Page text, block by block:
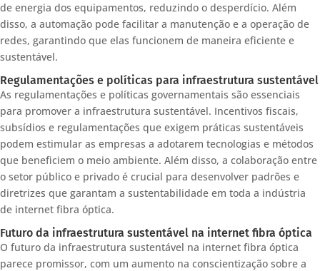
de energia dos equipamentos, reduzindo o desperdício. Além
disso, a automação pode facilitar a manutenção e a operação de
redes, garantindo que elas funcionem de maneira eficiente e
sustentável.
Regulamentações e políticas para infraestrutura sustentável
As regulamentações e políticas governamentais são essenciais
para promover a infraestrutura sustentável. Incentivos fiscais,
subsídios e regulamentações que exigem práticas sustentáveis
podem estimular as empresas a adotarem tecnologias e métodos
que beneficiem o meio ambiente. Além disso, a colaboração entre
o setor público e privado é crucial para desenvolver padrões e
diretrizes que garantam a sustentabilidade em toda a indústria
de internet fibra óptica.
Futuro da infraestrutura sustentável na internet fibra óptica
O futuro da infraestrutura sustentável na internet fibra óptica
parece promissor, com um aumento na conscientização sobre a